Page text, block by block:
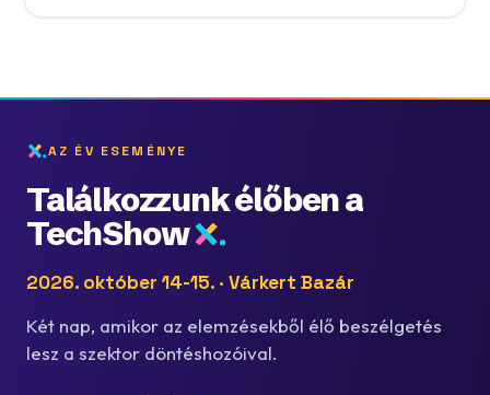
AZ ÉV ESEMÉNYE
Találkozzunk élőben a
TechShow
2026. október 14-15. · Várkert Bazár
Két nap, amikor az elemzésekből élő beszélgetés
lesz a szektor döntéshozóival.